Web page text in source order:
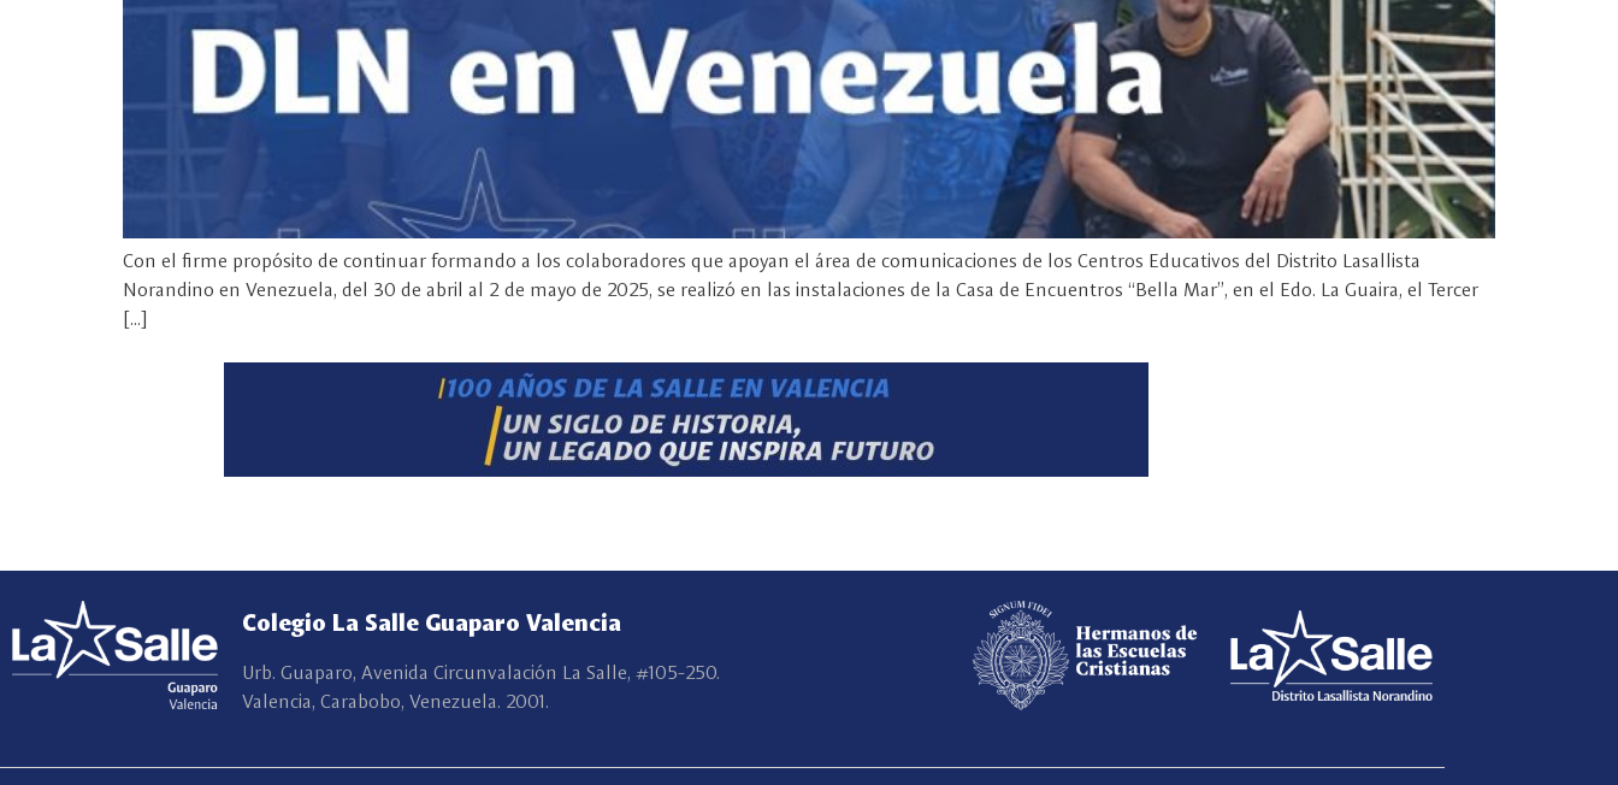
Con el firme propósito de continuar formando a los colaboradores que apoyan el área de comunicaciones de los Centros Educativos del Distrito Lasallista
Norandino en Venezuela, del 30 de abril al 2 de mayo de 2025, se realizó en las instalaciones de la Casa de Encuentros “Bella Mar”, en el Edo. La Guaira, el Tercer
[…]
Colegio La Salle Guaparo Valencia
Urb. Guaparo, Avenida Circunvalación La Salle, #105-250.
Valencia, Carabobo, Venezuela. 2001.